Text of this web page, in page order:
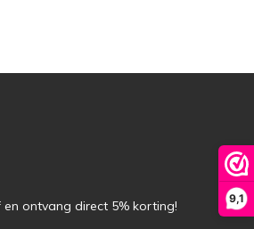
9,1
ontvang direct 5% korting!